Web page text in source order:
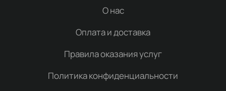
О нас
Оплата и доставка
Правила оказания услуг
Политика конфиденциальности